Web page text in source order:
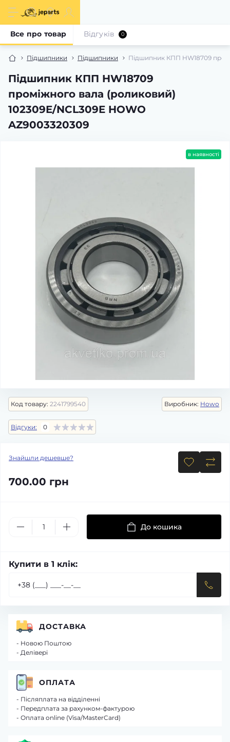
Підшипники Підшипники Підшипник КПП HW18709
Підшипник КПП HW18709
проміжного вала (роликовий)
102309E/NCL309E HOWO
AZ9003320309
Все про товар Відгуків 0
в наявності
Код товару: 2241799540 Виробник: Howo
Відгуки: 0
Знайшли дешевше?
700.00 грн
До кошика
Купити в 1 клік:
ДОСТАВКА
- Новою Поштою
- Делівері
ОПЛАТА
- Післяплата на відділенні
- Передплата за рахунком-фактурою
- Оплата online (Visa/MasterCard)